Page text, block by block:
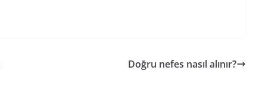
Doğru nefes nasıl alınır?